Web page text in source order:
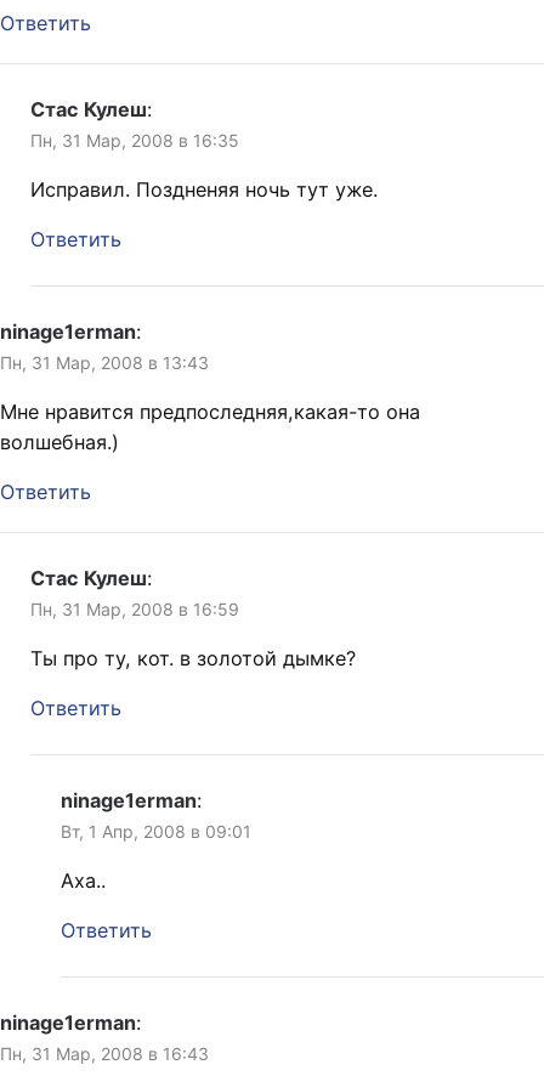
Ответить
Стас Кулеш:
Пн, 31 Мар, 2008 в 16:35
Исправил. Поздненяя ночь тут уже.
Ответить
ninage1erman:
Пн, 31 Мар, 2008 в 13:43
Мне нравится предпоследняя,какая-то она
волшебная.)
Ответить
Стас Кулеш:
Пн, 31 Мар, 2008 в 16:59
Ты про ту, кот. в золотой дымке?
Ответить
ninage1erman:
Вт, 1 Апр, 2008 в 09:01
Аха..
Ответить
ninage1erman:
Пн, 31 Мар, 2008 в 16:43